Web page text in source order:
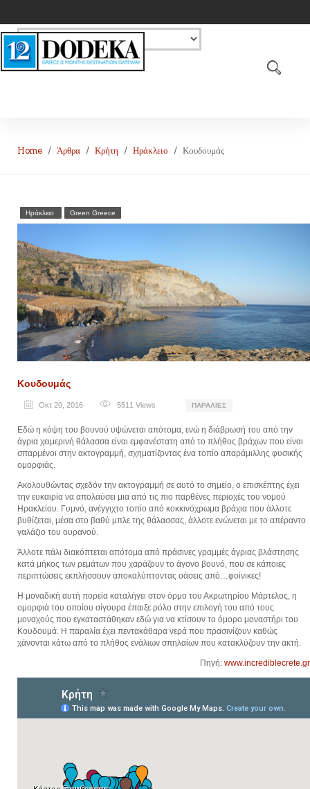
Home Άρθρα Κρήτη Ηράκλειο Κουδουμάς
Ηράκλειο Green Greece
Κουδουμάς
Οκτ 20, 2016 5511 Views ΠΑΡΑΛΊΕΣ
Εδώ η κόψη του βουνού υψώνεται απότομα, ενώ η διάβρωσή του από την
άγρια χειμερινή θάλασσα είναι εμφανέστατη από το πλήθος βράχων που είναι
σπαρμένοι στην ακτογραμμή, σχηματίζοντας ένα τοπίο απαράμιλλης φυσικής
ομορφιάς.
Ακολουθώντας σχεδόν την ακτογραμμή σε αυτό το σημείο, ο επισκέπτης έχει
την ευκαιρία να απολαύσει μια από τις πιο παρθένες περιοχές του νομού
Ηρακλείου. Γυμνό, ανέγγιχτο τοπίο από κοκκινόχρωμα βράχια που άλλοτε
βυθίζεται, μέσα στο βαθύ μπλε της θάλασσας, άλλοτε ενώνεται με το απέραντο
γαλάζιο του ουρανού.
Άλλοτε πάλι διακόπτεται απότομα από πράσινες γραμμές άγριας βλάστησης
κατά μήκος των ρεμάτων που χαράζουν το άγονο βουνό, που σε κάποιες
περιπτώσεις εκπλήσσουν αποκαλύπτοντας οάσεις από…φοίνικες!
Η μοναδική αυτή πορεία καταλήγει στον όρμο του Ακρωτηρίου Μάρτελος, η
ομορφιά του οποίου σίγουρα έπαιξε ρόλο στην επιλογή του από τους
μοναχούς που εγκαταστάθηκαν εδώ για να κτίσουν το όμορο μοναστήρι του
Κουδουμά. Η παραλία έχει πεντακάθαρα νερά που πρασινίζουν καθώς
χάνονται κάτω από το πλήθος ενάλιων σπηλαίων που κατακλύζουν την ακτή.
Πηγή: www.incrediblecrete.gr